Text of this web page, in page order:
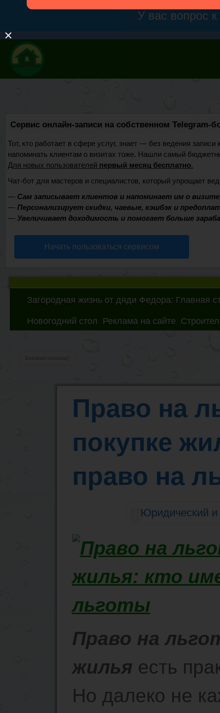
Сервис онлайн-записи на собственном Telegram-
Тот, кто работает в сфере услуг, знает — без ведения
напоминать клиентам о визитах тоже. Нашли самый
Для новых пользователей первый месяц бесплатно.
Чат-бот для мастеров и специалистов, который упрощает
— Сам записывает клиентов и напоминает им о
— Персонализирует скидки, чаевые, кэшбэк и
— Увеличивает доходимость и помогает больше
Начать пользоваться сервисом
Загородная жизнь от дяди Федора: Главная
Новогодний стол Реклама на сайте
Право на
покупке
право на
Юридический и
Право на
жилья есть
Но далеко не